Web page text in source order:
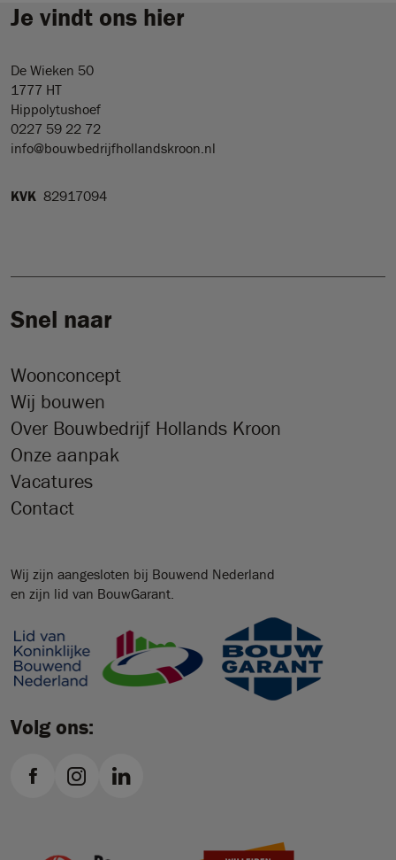
Snel naar
Woonconcept
Wij bouwen
Over Bouwbedrijf Hollands Kroon
Onze aanpak
Vacatures
Contact
Je vindt ons hier
De Wieken 50
1777 HT
Hippolytushoef
0227 59 22 72
info@bouwbedrijfhollandskroon.nl
KVK 82917094
Wij zijn aangesloten bij Bouwend Nederland
en zijn lid van BouwGarant.
Volg ons: